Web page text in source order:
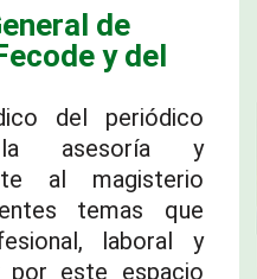
de
y del
del periódico
la asesoría y
al magisterio
temas que
laboral y
por este espacio